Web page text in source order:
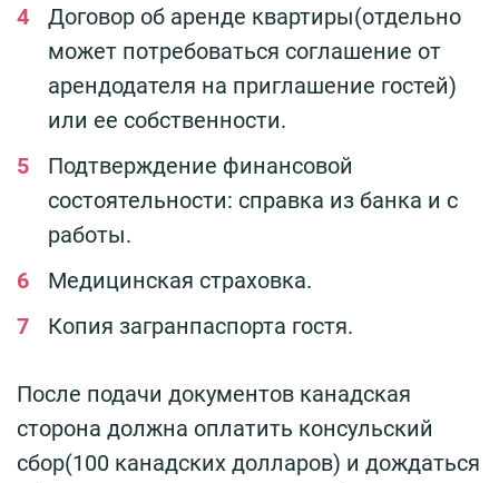
Договор об аренде квартиры(отдельно
может потребоваться соглашение от
арендодателя на приглашение гостей)
или ее собственности.
Подтверждение финансовой
состоятельности: справка из банка и с
работы.
Медицинская страховка.
Копия загранпаспорта гостя.
После подачи документов канадская
сторона должна оплатить консульский
сбор(100 канадских долларов) и дождаться